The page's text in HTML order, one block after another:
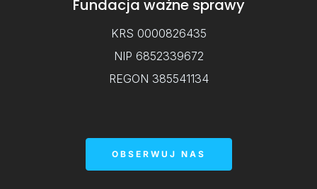
Fundacja ważne sprawy
KRS 0000826435
NIP 6852339672
REGON 385541134
OBSERWUJ NAS